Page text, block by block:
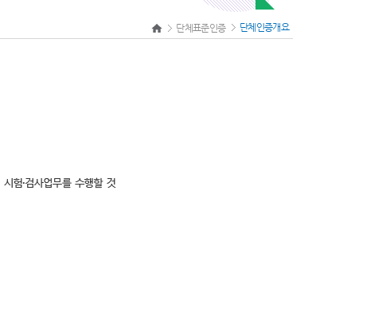
단체표준인증 단체인증개요